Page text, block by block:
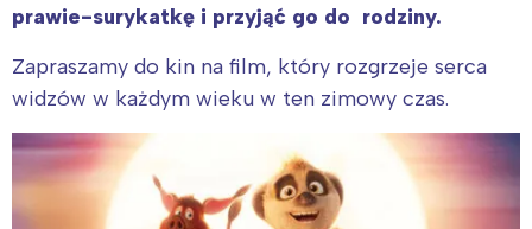
prawie-surykatkę i przyjąć go do rodziny.
Zapraszamy do kin na film, który rozgrzeje serca
widzów w każdym wieku w ten zimowy czas.